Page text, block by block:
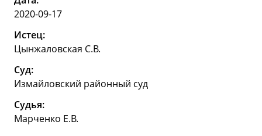
2020-09-17
Истец:
Цынжаловская С.В.
Суд:
Измайловский районный суд
Судья:
Марченко Е.В.